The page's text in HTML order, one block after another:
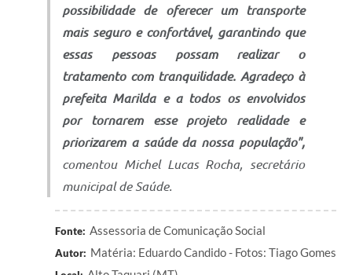
possibilidade de oferecer um transporte
mais seguro e confortável, garantindo que
essas pessoas possam realizar o
tratamento com tranquilidade. Agradeço à
prefeita Marilda e a todos os envolvidos
por tornarem esse projeto realidade e
priorizarem a saúde da nossa população",
comentou Michel Lucas Rocha, secretário
municipal de Saúde.
Fonte: Assessoria de Comunicação Social
Autor: Matéria: Eduardo Candido - Fotos: Tiago Gomes